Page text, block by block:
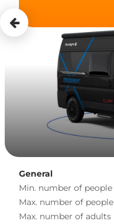
General
Min. number of people
Max. number of people
Max. number of adults